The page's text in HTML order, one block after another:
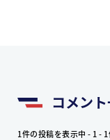
コメン
1件の投稿を表示中 - 1 -